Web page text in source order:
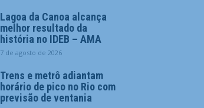
Lagoa da Canoa alcança
melhor resultado da
história no IDEB – AMA
7 de agosto de 2026
Trens e metrô adiantam
horário de pico no Rio com
previsão de ventania